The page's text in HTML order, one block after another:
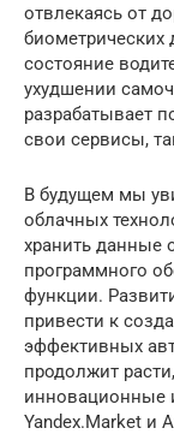
отвлекаясь от
биометрических
состояние
ухудшении
разрабатывает
свои сервисы,
В будущем мы
облачных
хранить данные
программного
функции.
привести к
эффективных
продолжит
инновационные
Yandex.Market и